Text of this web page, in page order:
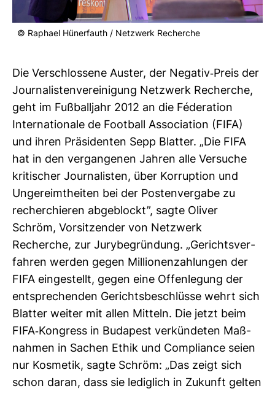
© Raphael Hüner­fauth / Netz­werk Recherche
Die Ver­schlos­sene Auster, der Negativ-​Preis der
Jour­na­lis­ten­ver­ei­ni­gung Netz­werk Recherche,
geht im Fuß­ball­jahr 2012 an die Féderation
Inter­na­tio­nale de Foot­ball Asso­cia­tion (FIFA)
und ihren Prä­si­denten Sepp Blatter. „Die FIFA
hat in den ver­gan­genen Jahren alle Ver­suche
kri­ti­scher Jour­na­listen, über Kor­rup­tion und
Unge­reimt­heiten bei der Pos­ten­ver­gabe zu
recher­chieren abge­blockt”, sagte Oliver
Schröm, Vor­sit­zender von Netz­werk
Recherche, zur Jury­be­grün­dung. „Gerichts­ver­
fahren werden gegen Mil­lio­nen­zah­lungen der
FIFA ein­ge­stellt, gegen eine Offen­le­gung der
ent­spre­chenden Gerichts­be­schlüsse wehrt sich
Blatter weiter mit allen Mit­teln. Die jetzt beim
FIFA-​Kon­gress in Buda­pest ver­kün­deten Maß­
nahmen in Sachen Ethik und Com­pli­ance seien
nur Kos­metik, sagte Schröm: „Das zeigt sich
schon daran, dass sie ledig­lich in Zukunft gelten